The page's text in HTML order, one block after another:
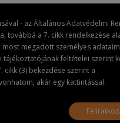
- az Általános Adatvédelmi
továbbá a 7. cikk rendelkezése
megadott személyes
tájékoztatójának feltételei szerint
cikk (3) bekezdése szerint a
akár egy kattintással.